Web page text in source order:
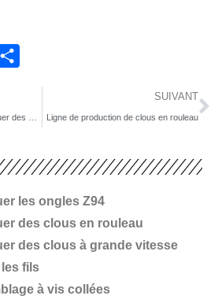
SUIVANT
Ligne de production de clous en rouleau
les ongles Z94
des clous en rouleau
des clous à grande vitesse
les fils
à vis collées